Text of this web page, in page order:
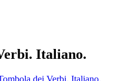
Italiano.